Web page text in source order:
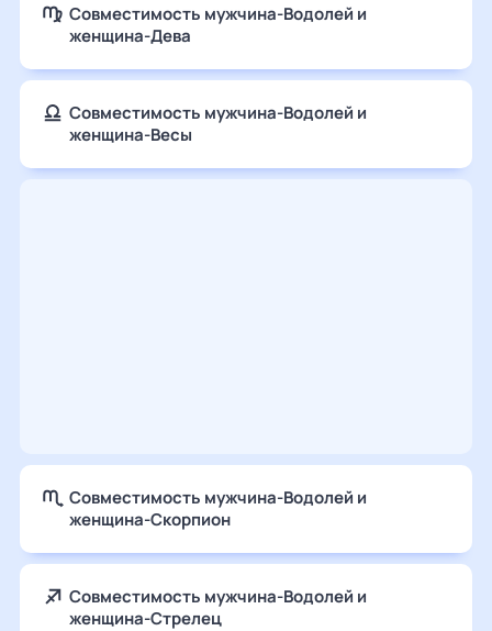
Совместимость мужчина-Водолей и
женщина-Дева
Совместимость мужчина-Водолей и
женщина-Весы
Совместимость мужчина-Водолей и
женщина-Скорпион
Совместимость мужчина-Водолей и
женщина-Стрелец